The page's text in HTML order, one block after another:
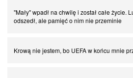
"Mały" wpadł na chwilę i został całe życie.
odszedł, ale pamięć o nim nie przeminie
Krową nie jestem, bo UEFA w końcu mnie